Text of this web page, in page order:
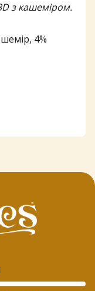
з кашеміром.
4%